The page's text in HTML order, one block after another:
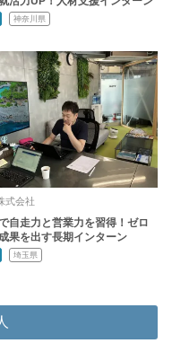
神奈川県
式会社
自走力と営業力を習得！ゼロ
果を出す長期インターン
埼玉県